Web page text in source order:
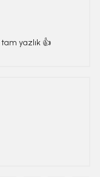
yazlık 👍